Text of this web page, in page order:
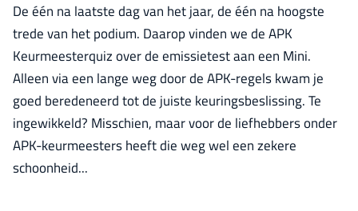
De één na laatste dag van het jaar, de één na hoogste
trede van het podium. Daarop vinden we de APK
Keurmeesterquiz over de emissietest aan een Mini.
Alleen via een lange weg door de APK-regels kwam je
goed beredeneerd tot de juiste keuringsbeslissing. Te
ingewikkeld? Misschien, maar voor de liefhebbers onder
APK-keurmeesters heeft die weg wel een zekere
schoonheid...